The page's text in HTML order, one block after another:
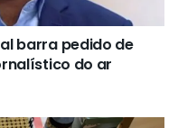
barra pedido de
do ar